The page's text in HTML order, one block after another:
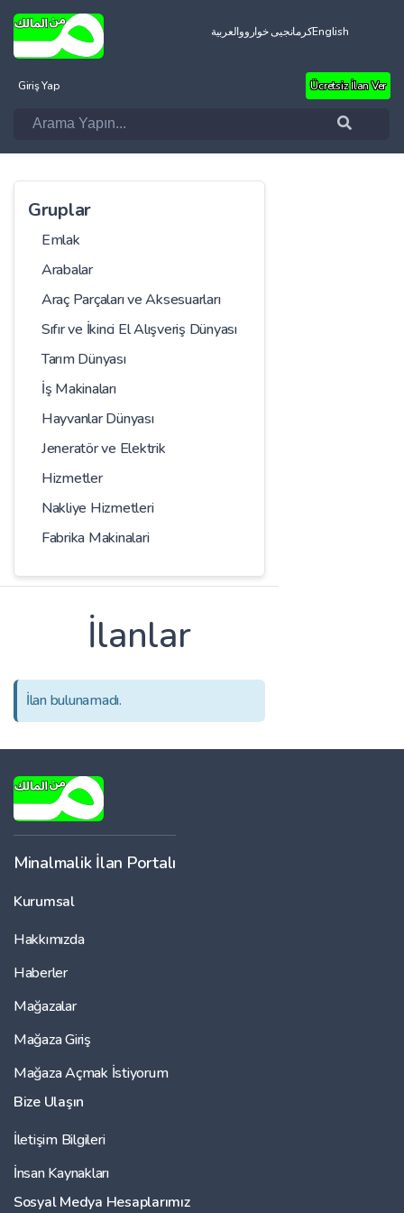
العربيةکرمانجیی خوارووEnglish
Giriş Yap Ücretsiz İlan Ver
Gruplar
Emlak
Arabalar
Araç Parçaları ve Aksesuarları
Sıfır ve İkinci El Alışveriş Dünyası
Tarım Dünyası
İş Makinaları
Hayvanlar Dünyası
Jeneratör ve Elektrik
Hizmetler
Nakliye Hizmetleri
Fabrika Makinalari
İlanlar
İlan bulunamadı.
Minalmalik İlan Portalı
Kurumsal
Hakkımızda
Haberler
Mağazalar
Mağaza Giriş
Mağaza Açmak İstiyorum
Bize Ulaşın
İletişim Bilgileri
İnsan Kaynakları
Sosyal Medya Hesaplarımız